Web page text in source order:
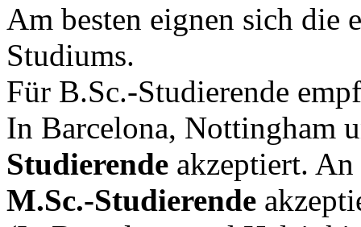
Am besten eignen sich die
Studiums.
Für B.Sc.-Studierende
In Barcelona, Nottingham
Studierende akzeptiert.
M.Sc.-Studierende